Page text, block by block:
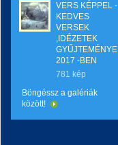
VERS KÉPPEL -
KEDVES
VERSEK
,IDÉZETEK
GYŰJTEMÉNYE
2017 -BEN
781 kép
Böngéssz a galériák
között!